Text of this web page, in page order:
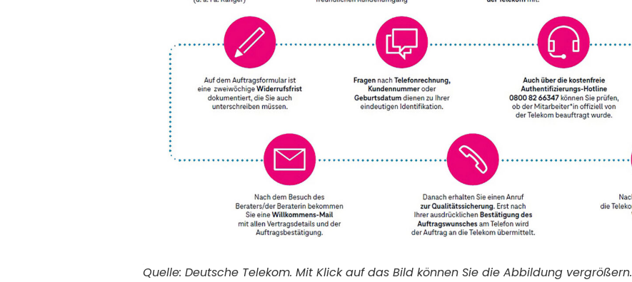
Quelle: Deutsche Telekom. Mit Klick auf das Bild können Sie die Abbildung vergrößern.